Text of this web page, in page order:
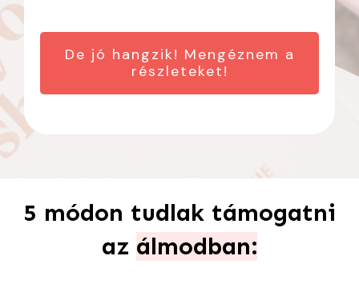
De jó hangzik! Mengéznem a
részleteket!
5 módon tudlak támogatni
az álmodban: